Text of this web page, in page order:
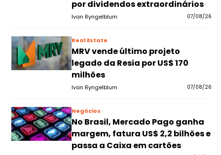
por dividendos extraordinários
Ivan Ryngelblum 07/08/26
Real Estate
MRV vende último projeto
legado da Resia por US$ 170
milhões
Ivan Ryngelblum 07/08/26
Negócios
No Brasil, Mercado Pago ganha
margem, fatura US$ 2,2 bilhões e
passa a Caixa em cartões